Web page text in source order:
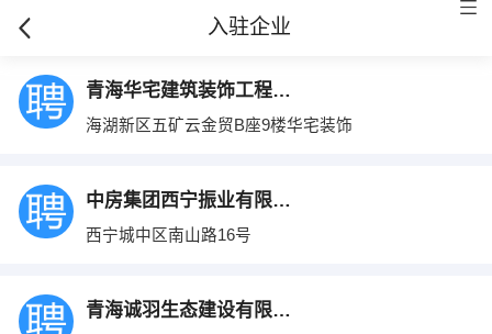
入驻企业
青海华宅建筑装饰工程有限公司
海湖新区五矿云金贸B座9楼华宅装饰
中房集团西宁振业有限公司
西宁城中区南山路16号
青海诚羽生态建设有限公司